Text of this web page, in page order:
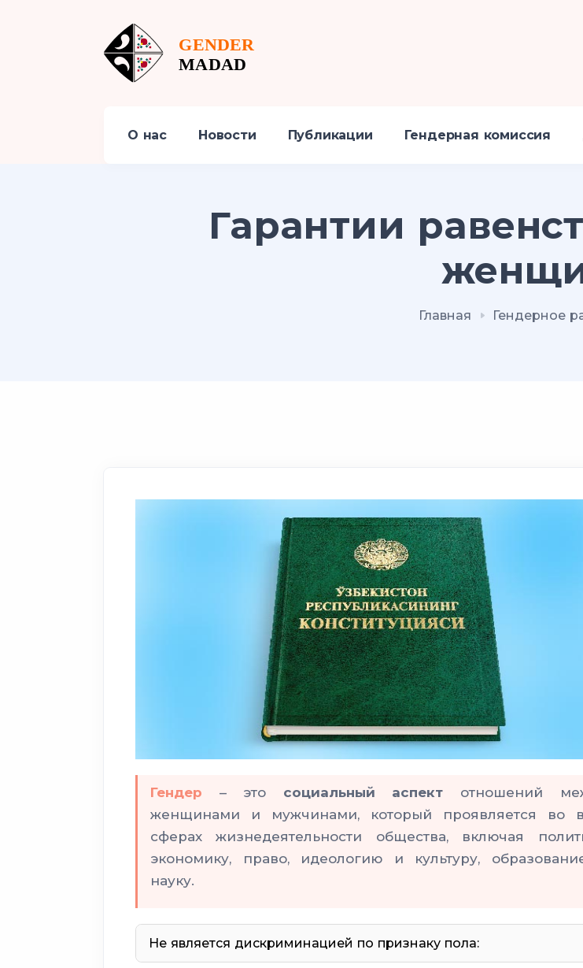
О нас Новости Публикации Гендерная комиссия
Гарантии
Главная Гендерное
Гендер – это социальный аспект отношений
женщинами и мужчинами, который проявляется во
сферах жизнедеятельности общества, включая
экономику, право, идеологию и культуру,
науку.
Не является дискриминацией по признаку пола: